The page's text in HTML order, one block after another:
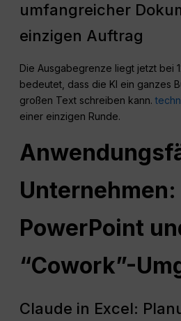
umfangreicher
einzigen Auftrag
Die Ausgabegrenze liegt jetzt bei
bedeutet, dass die KI ein ganzes
großen Text schreiben kann.
einer einzigen Runde.
Unternehmen:
PowerPoint
“Cowork”-
Claude in Excel: